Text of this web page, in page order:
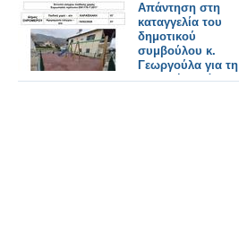
Απάντηση στη
καταγγελία του
δημοτικού
συμβούλου κ.
Γεωργούλα για τη
παιδική χαρά